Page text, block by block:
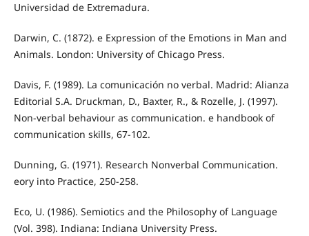
Universidad de Extremadura.
Darwin, C. (1872). e Expression of the Emotions in Man and
Animals. London: University of Chicago Press.
Davis, F. (1989). La comunicación no verbal. Madrid: Alianza
Editorial S.A. Druckman, D., Baxter, R., & Rozelle, J. (1997).
Non-verbal behaviour as communication. e handbook of
communication skills, 67-102.
Dunning, G. (1971). Research Nonverbal Communication.
eory into Practice, 250-258.
Eco, U. (1986). Semiotics and the Philosophy of Language
(Vol. 398). Indiana: Indiana University Press.